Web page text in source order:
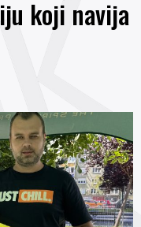
koji navija